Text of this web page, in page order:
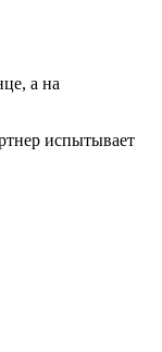
а на
испытывает